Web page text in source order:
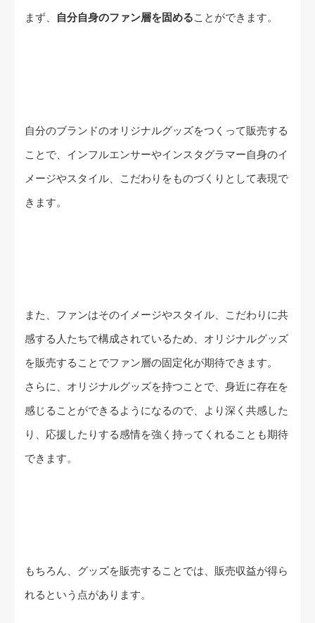
まず、 自分自身のファン層を固めることができます。
自分のブランドのオリジナルグッズをつくって販売する
ことで、インフルエンサーやインスタグラマー自身のイ
メージやスタイル、こだわりをものづくりとして表現で
きます。
また、ファンはそのイメージやスタイル、こだわりに共
感する人たちで構成されているため、オリジナルグッズ
を販売することでファン層の固定化が期待できます。
さらに、オリジナルグッズを持つことで、身近に存在を
感じることができるようになるので、より深く共感した
り、応援したりする感情を強く持ってくれることも期待
できます。
もちろん、グッズを販売することでは、販売収益が得ら
れるという点があります。